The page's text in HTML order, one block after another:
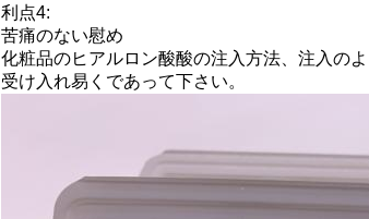
利点4:
苦痛のない慰め
化粧品のヒアルロン酸酸の注入方法、注入の
受け入れ易くであって下さい。